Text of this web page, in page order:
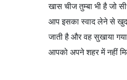
खास चीज तुम्बा भी है जो
आप इसका स्वाद लेने से खुद
जाती है और वह सुखाया
आपको अपने शहर में नहीं